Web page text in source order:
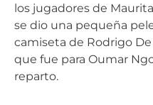
los jugadores de
se dio una pequeña
camiseta de Rodrigo
que fue para Oumar
reparto.